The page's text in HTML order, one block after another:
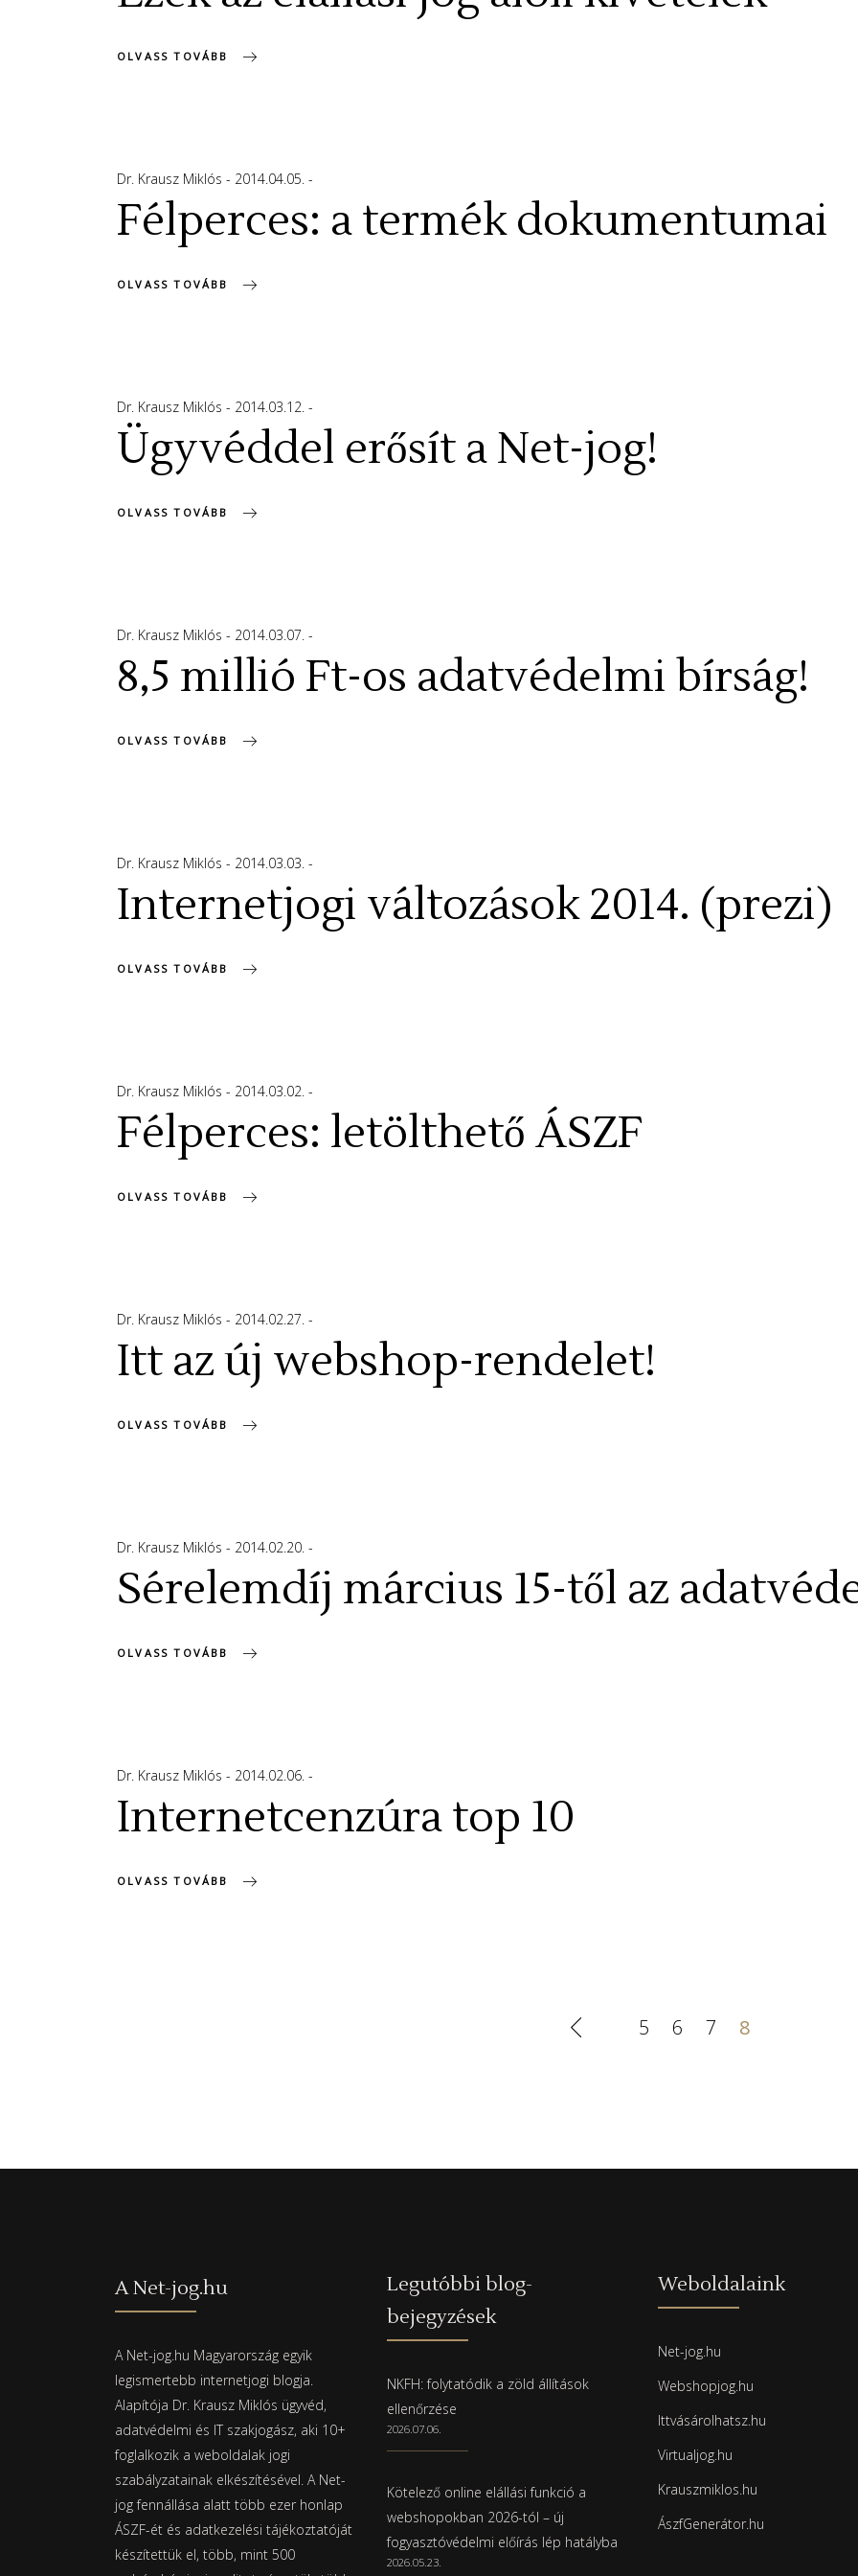
OLVASS TOVÁBB
Dr. Krausz Miklós 2014.04.05.
Félperces: a termék dokumentumai
OLVASS TOVÁBB
Dr. Krausz Miklós 2014.03.12.
Ügyvéddel erősít a Net-jog!
OLVASS TOVÁBB
Dr. Krausz Miklós 2014.03.07.
8,5 millió Ft-os adatvédelmi bírság!
OLVASS TOVÁBB
Dr. Krausz Miklós 2014.03.03.
Internetjogi változások 2014. (prezi)
OLVASS TOVÁBB
Dr. Krausz Miklós 2014.03.02.
Félperces: letölthető ÁSZF
OLVASS TOVÁBB
Dr. Krausz Miklós 2014.02.27.
Itt az új webshop-rendelet!
OLVASS TOVÁBB
Dr. Krausz Miklós 2014.02.20.
Sérelemdíj március 15-től az
OLVASS TOVÁBB
Dr. Krausz Miklós 2014.02.06.
Internetcenzúra top 10
OLVASS TOVÁBB
5 6 7 8
A Net-jog.hu
A Net-jog.hu Magyarország egyik
legismertebb internetjogi blogja.
Alapítója Dr. Krausz Miklós ügyvéd,
adatvédelmi és IT szakjogász, aki 10+
foglalkozik a weboldalak jogi
szabályzatainak elkészítésével. A Net-
jog fennállása alatt több ezer honlap
ÁSZF-ét és adatkezelési tájékoztatóját
készítettük el, több, mint 500
Legutóbbi blog-
bejegyzések
NKFH: folytatódik a zöld állítások
ellenőrzése
2026.07.06.
Kötelező online elállási funkció a
webshopokban 2026-tól – új
fogyasztóvédelmi előírás lép hatályba
2026.05.23.
Weboldalaink
Net-jog.hu
Webshopjog.hu
Ittvásárolhatsz.hu
Virtualjog.hu
Krauszmiklos.hu
ÁszfGenerátor.hu